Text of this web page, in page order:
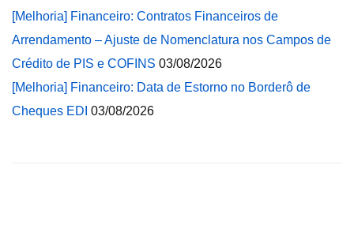
[Melhoria] Financeiro: Contratos Financeiros de
Arrendamento – Ajuste de Nomenclatura nos Campos de
Crédito de PIS e COFINS 03/08/2026
[Melhoria] Financeiro: Data de Estorno no Borderô de
Cheques EDI 03/08/2026